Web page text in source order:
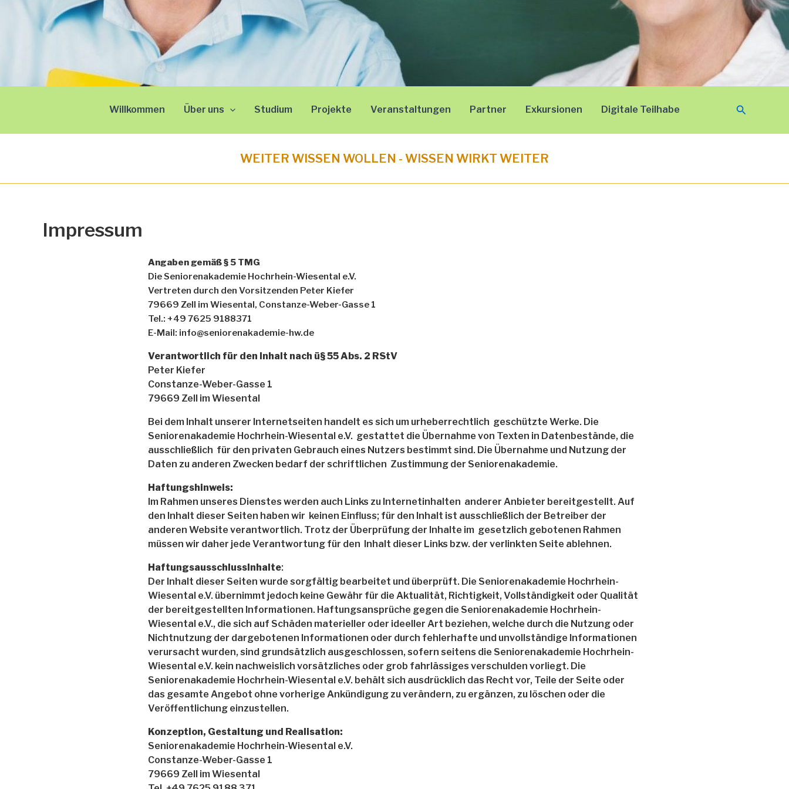
Willkommen Über uns Studium Projekte Veranstaltungen Partner Exkursionen Digitale Teilhabe Suchen
WEITER WISSEN WOLLEN - WISSEN WIRKT WEITER
Impressum
Angaben gemäß § 5 TMG
Die Seniorenakademie Hochrhein-Wiesental e.V.
Vertreten durch den Vorsitzenden Peter Kiefer
79669 Zell im Wiesental, Constanze-Weber-Gasse 1
Tel.: +49 7625 9188371
E-Mail: info@seniorenakademie-hw.de
Verantwortlich für den Inhalt nach ü§ 55 Abs. 2 RStV
Peter Kiefer
Constanze-Weber-Gasse 1
79669 Zell im Wiesental
Bei dem Inhalt unserer Internetseiten handelt es sich um urheberrechtlich geschützte Werke. Die
Seniorenakademie Hochrhein-Wiesental e.V. gestattet die Übernahme von Texten in Datenbestände, die
ausschließlich für den privaten Gebrauch eines Nutzers bestimmt sind. Die Übernahme und Nutzung der
Daten zu anderen Zwecken bedarf der schriftlichen Zustimmung der Seniorenakademie.
Haftungshinweis:
Im Rahmen unseres Dienstes werden auch Links zu Internetinhalten anderer Anbieter bereitgestellt. Auf
den Inhalt dieser Seiten haben wir keinen Einfluss; für den Inhalt ist ausschließlich der Betreiber der
anderen Website verantwortlich. Trotz der Überprüfung der Inhalte im gesetzlich gebotenen Rahmen
müssen wir daher jede Verantwortung für den Inhalt dieser Links bzw. der verlinkten Seite ablehnen.
HaftungsausschlussInhalte:
Der Inhalt dieser Seiten wurde sorgfältig bearbeitet und überprüft. Die Seniorenakademie Hochrhein-
Wiesental e.V. übernimmt jedoch keine Gewähr für die Aktualität, Richtigkeit, Vollständigkeit oder Qualität
der bereitgestellten Informationen. Haftungsansprüche gegen die Seniorenakademie Hochrhein-
Wiesental e.V., die sich auf Schäden materieller oder ideeller Art beziehen, welche durch die Nutzung oder
Nichtnutzung der dargebotenen Informationen oder durch fehlerhafte und unvollständige Informationen
verursacht wurden, sind grundsätzlich ausgeschlossen, sofern seitens die Seniorenakademie Hochrhein-
Wiesental e.V. kein nachweislich vorsätzliches oder grob fahrlässiges verschulden vorliegt. Die
Seniorenakademie Hochrhein-Wiesental e.V. behält sich ausdrücklich das Recht vor, Teile der Seite oder
das gesamte Angebot ohne vorherige Ankündigung zu verändern, zu ergänzen, zu löschen oder die
Veröffentlichung einzustellen.
Konzeption, Gestaltung und Realisation:
Seniorenakademie Hochrhein-Wiesental e.V.
Constanze-Weber-Gasse 1
79669 Zell im Wiesental